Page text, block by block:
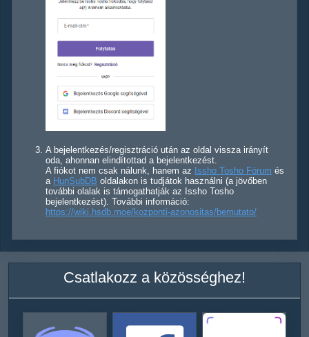
A bejelentkezés/regisztráció után az oldal vissza irányít
oda, ahonnan elindítottad a bejelentkezést.
A fiókot nem csak nálunk, hanem az Issho Tosho Fórum és
a HunSubDB oldalakon is tudjátok használni (a jövőben
további olalak is támogathatják az Issho Tosho
bejelentkezést). További információ:
https://wiki.hsdb.moe/kozponti-azonositas/bemutato/
Csatlakozz a közösséghez!